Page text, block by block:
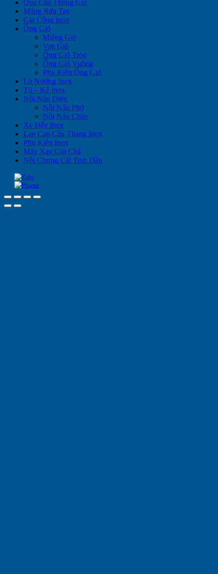
Quả Cầu Thông Gió
Máng Rửa Tay
Gia Công Inox
Ống Gió
Miệng Gió
Van Gió
Ống Gió Tròn
Ống Gió Vuông
Phụ Kiện Ống Gió
Lò Nướng Inox
Tủ – Kệ Inox
Nồi Nấu Điện
Nồi Nấu Phở
Nồi Nấu Cháo
Xe Đẩy Inox
Lan Can Cầu Thang Inox
Phụ Kiện Inox
Máy Xay Giò Chả
Nồi Chưng Cất Tinh Dầu